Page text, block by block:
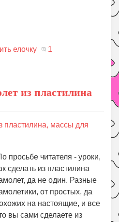
елочку
1
из пластилина
пластилина, массы для
просьбе читателя - уроки,
сделать из пластилина
да не один. Разные
от простых, да
на настоящие, и все
вы сами сделаете из